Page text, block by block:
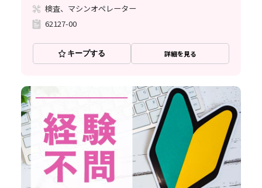
検査、マシンオペレーター
62127-00
キープする 詳細を見る